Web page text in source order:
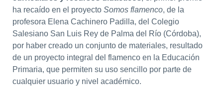
ha recaído en el proyectoSomos flamenco, de la
profesora Elena Cachinero Padilla, del Colegio
Salesiano San Luis Rey de Palma del Río (Córdoba),
por haber creado un conjunto de materiales, resultado
de un proyecto integral del flamenco en la Educación
Primaria, que permiten su uso sencillo por parte de
cualquier usuario y nivel académico.